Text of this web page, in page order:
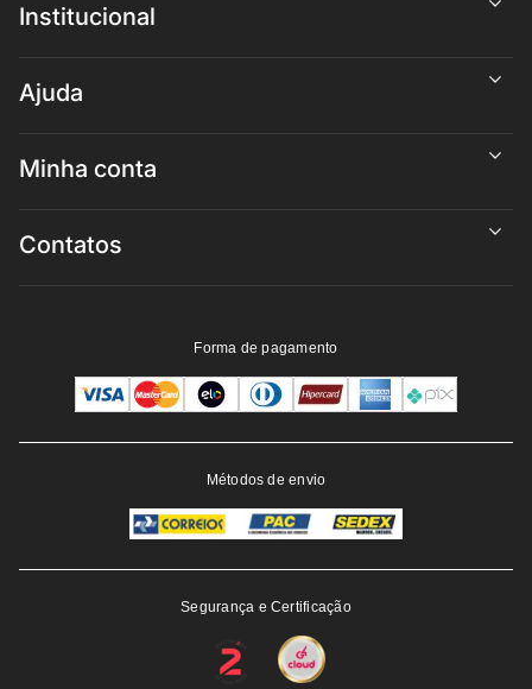
Institucional
Ajuda
Minha conta
Contatos
Forma de pagamento
Métodos de envio
Segurança e Certificação